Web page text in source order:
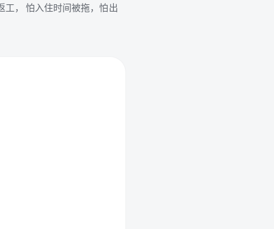
， 怕入住时间被拖，怕出